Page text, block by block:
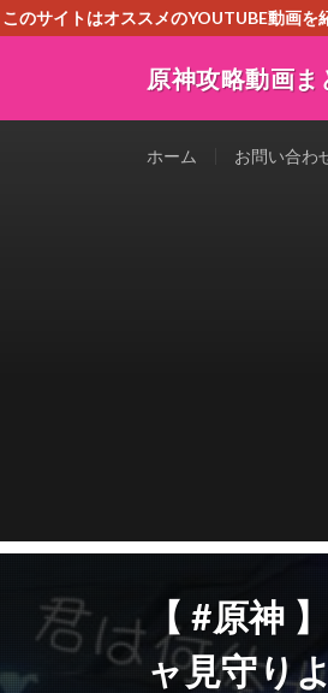
このサイトはオススメのYOUTUBE動画
原神攻略動画ま
ホーム お問い合わ
【 #原神
ャ見守り